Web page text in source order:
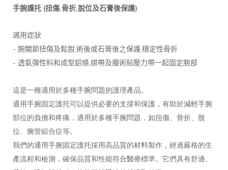
手腕護托 (扭傷,骨折,脫位及石膏後保護)
適用症狀
- 腕關節扭傷及鬆脫,術後或石膏後之保護,穩定性骨折
- 透氣彈性料和成型鋁條,綁帶及魔術貼壓力帶一起固定腕部
這是一種適用於多種手腕問題的護理產品。
通用手腕固定護托可以提供必要的支撐和保護，有助於減輕手腕
部位的負擔和疼痛，適用於多種手腕問題，如扭傷、骨折、脫
位、腕管綜合症等。
我們的通用手腕固定護托採用高品質的材料製作，經過嚴格的生
產流程和檢測，確保品質和性能符合醫療標準。它們具有舒適、